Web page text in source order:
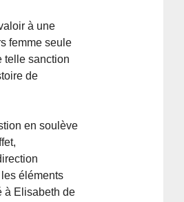
à une
femme seule
telle sanction
de
en soulève
éléments
à Elisabeth de